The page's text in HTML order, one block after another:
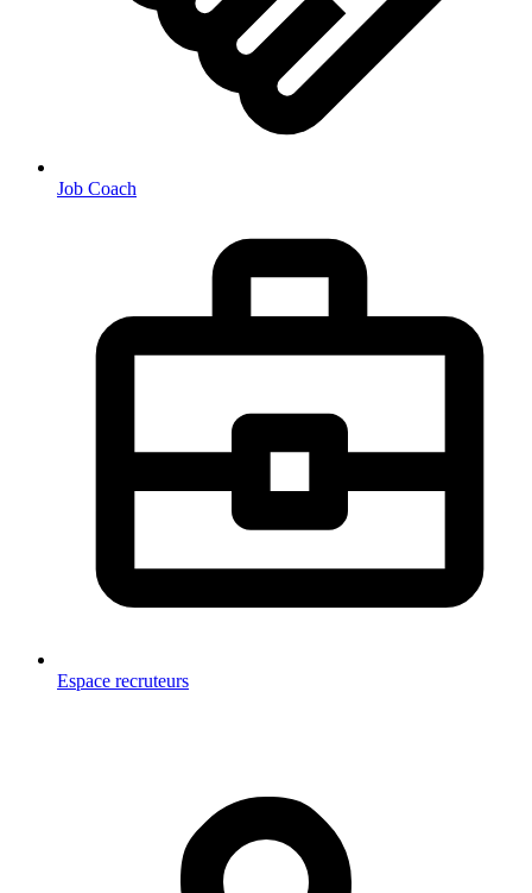
Job Coach
Espace recruteurs